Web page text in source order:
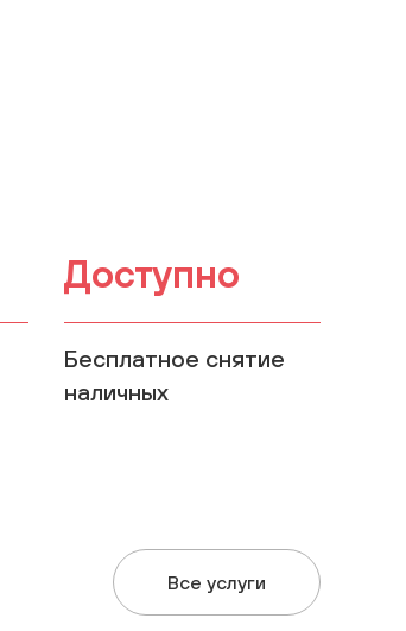
Доступно
Бесплатное снятие
наличных
Все услуги